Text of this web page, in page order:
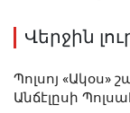
Վերջին
Պոլսոյ
Անճէլըսի